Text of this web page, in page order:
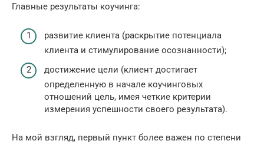
Главные результаты коучинга:
развитие клиента (раскрытие потенциала
клиента и стимулирование осознанности);
достижение цели (клиент достигает
определенную в начале коучинговых
отношений цель, имея четкие критерии
измерения успешности своего результата).
На мой взгляд, первый пункт более важен по степени